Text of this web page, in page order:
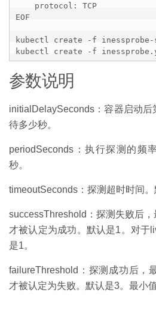
protocol: TCP
EOF
kubectl create -f inessprobe-
kubectl create -f
参数说明
initialDelaySeconds：容器启动
待多少秒。
periodSeconds：执行探测的频
秒。
timeoutSeconds：探测超时时间。
successThreshold：探测失败后
才被认定为成功。默认是1。对于
是1。
failureThreshold：探测成功后，
才被认定为失败。默认是3。最小值